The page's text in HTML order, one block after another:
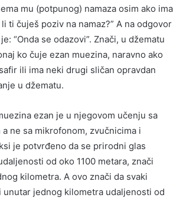
mu (potpunog) namaza osim ako ima
li ti čuješ poziv na namaz?” A na odgovor
“Onda se odazovi”. Znači, u džematu
ko čuje ezan muezina, naravno ako
ili ima neki drugi sličan opravdan
u džematu.
ezan je u njegovom učenju sa
ne sa mikrofonom, zvučnicima i
je potvrđeno da se prirodni glas
od oko 1100 metara, znači
kilometra. A ovo znači da svaki
unutar jednog kilometra udaljenosti od